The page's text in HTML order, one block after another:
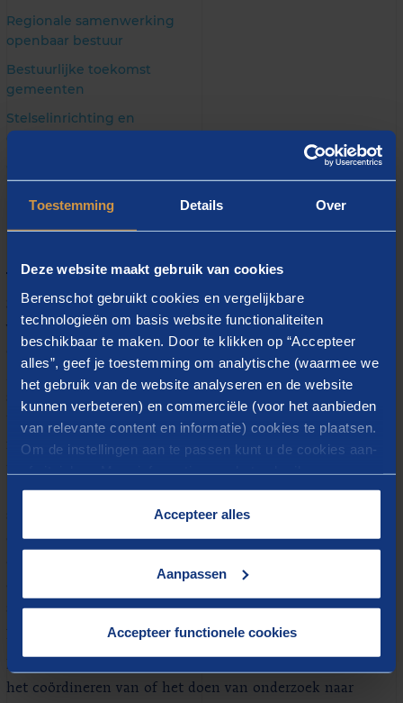
Toestemming Details Over
Deze website maakt gebruik van cookies
Berenschot gebruikt cookies en vergelijkbare
technologieën om basis website functionaliteiten
beschikbaar te maken. Door te klikken op “Accepteer
alles”, geef je toestemming om analytische (waarmee we
het gebruik van de website analyseren en de website
kunnen verbeteren) en commerciële (voor het aanbieden
van relevante content en informatie) cookies te plaatsen.
Om de instellingen aan te passen kunt u de cookies aan-
cookies op onze website treft u in onze
Accepteer alles
Aanpassen
Accepteer functionele cookies
Over Lydia
Samenwerking als middel, dus. Maatschappelijke
vraagstukken en ambities hoeven namelijk niet te
eindigen bij gemeentegrenzen. Maar hoe doe je dat
goed? De ambities van de ene hoeven niet
automatisch ook die van de andere gemeente te zijn.
Wie betrek je? Hoe behoud je lokaal grip op
regionale samenwerking? En hoe ga je om met
(mede-)overheden? Bereiken we met onze
samenwerking eigenlijk wel onze doelen? Zomaar
een aantal vragen die je tegenkomt als je nadenkt
die ik graag help te beantwoorden: van inhoudelijke
analyses tot bestuurlijke begeleiding. Ook als de
politiek-bestuurlijke context complex is.
In mijn werk maak ik gebruik van mijn ervaring met
het coördineren van of het doen van onderzoek naar
Regionale samenwerking
openbaar bestuur
Bestuurlijke toekomst
gemeenten
Stelselinrichting en
dealmaking in de polder